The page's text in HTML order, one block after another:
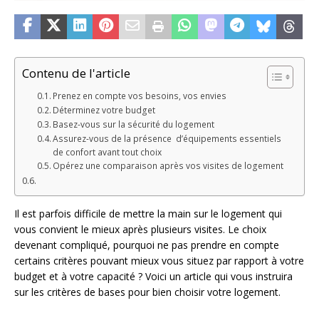
Contenu de l'article
Prenez en compte vos besoins, vos envies
Déterminez votre budget
Basez-vous sur la sécurité du logement
Assurez-vous de la présence d’équipements essentiels
de confort avant tout choix
Opérez une comparaison après vos visites de logement
Il est parfois difficile de mettre la main sur le logement qui
vous convient le mieux après plusieurs visites. Le choix
devenant compliqué, pourquoi ne pas prendre en compte
certains critères pouvant mieux vous situez par rapport à votre
budget et à votre capacité ? Voici un article qui vous instruira
sur les critères de bases pour bien choisir votre logement.